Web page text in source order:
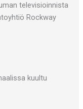
televisioinnista
Rockway
kuultu